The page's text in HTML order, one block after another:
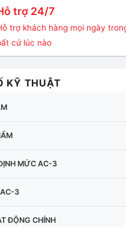
trợ 24/7
trợ khách hàng mọi ngày
cứ lúc nào
KỸ THUẬT
MỨC AC-3
AC-3
ĐỘNG CHÍNH